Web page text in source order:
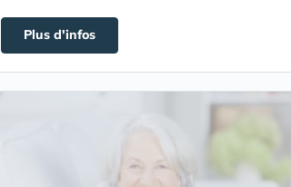
Plus d'infos